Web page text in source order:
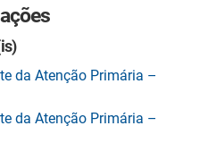
da Atenção Primária –
da Atenção Primária –